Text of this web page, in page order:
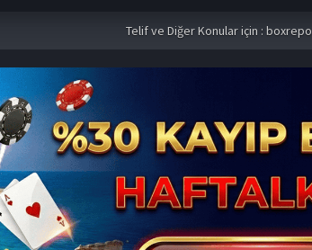
Telif ve Diğer Konular için :